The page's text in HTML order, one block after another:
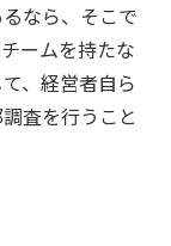
なら、そこで
ームを持たな
、経営者自ら
査を行うこと